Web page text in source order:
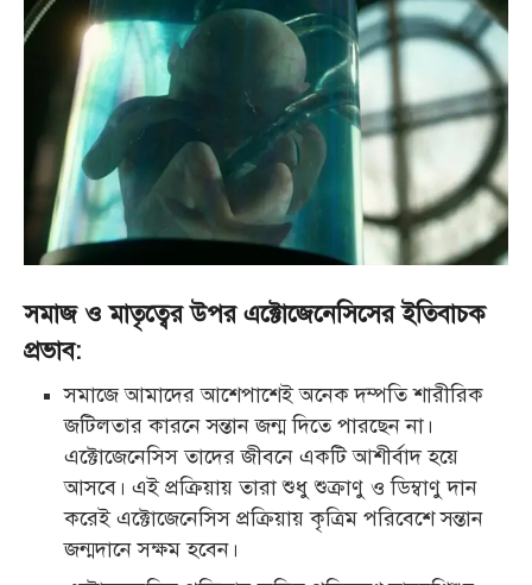
সমাজ ও মাতৃত্বের উপর এক্টোজেনেসিসের ইতিবাচক
প্রভাব:
সমাজে আমাদের আশেপাশেই অনেক দম্পতি শারীরিক
জটিলতার কারনে সন্তান জন্ম দিতেপারছেন না।
এক্টোজেনেসিস তাদের জীবনে একটি আশীর্বাদ হয়ে
আসবে। এই প্রক্রিয়ায় তারা শুধুশুক্রাণু ও ডিম্বাণু দান
করেই এক্টোজেনেসিস প্রক্রিয়ায় কৃত্রিম পরিবেশে সন্তান
জন্মদানে সক্ষম হবেন।